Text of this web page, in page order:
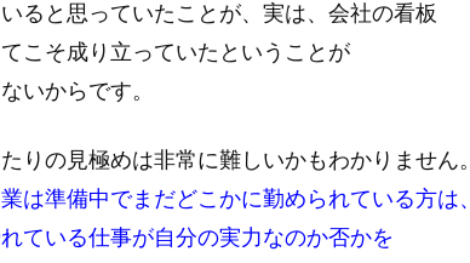
ると思っていたことが、実は、会社の看板
こそ成り立っていたということが
いからです。
りの見極めは非常に難しいかもわかりません。
は準備中でまだどこかに勤められている方は、
ている仕事が自分の実力なのか否かを